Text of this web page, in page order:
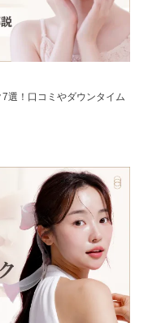
選！口コミやダウンタイム